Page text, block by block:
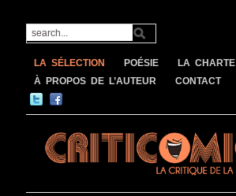
LA SÉLECTION POÉSIE LA CHARTE
À PROPOS DE L’AUTEUR
CONTACT